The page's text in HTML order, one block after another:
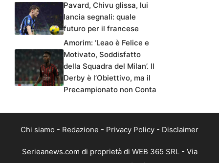
Pavard, Chivu glissa, lui
lancia segnali: quale
futuro per il francese
Amorim: ‘Leao è Felice e
Motivato, Soddisfatto
della Squadra del Milan’. Il
Derby è l’Obiettivo, ma il
Precampionato non Conta
Chi siamo - Redazione - Privacy Policy - Disclaimer
Serieanews.com di proprietà di WEB 365 SRL - Via